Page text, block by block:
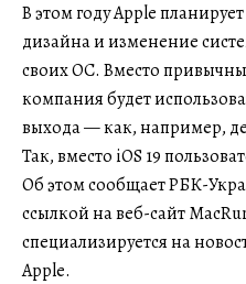
В этом году Apple
дизайна и изменение
своих ОС. Вместо
компания будет
выхода — как, например,
Так, вместо iOS 19
Об этом сообщает РБК-
ссылкой на веб-сайт
специализируется на
Apple.